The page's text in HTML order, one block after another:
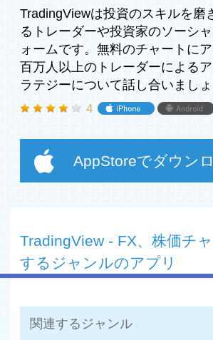
ュニテイを最高のものにするための要素
はコンテンツの質に基づいて評判を上
す。
いつもあなたのそばに
アドバンスなクラウドベースのシステム
ます。複数のチャネルはセキュリティー
TradingViewは投資のスキルを磨
るトレーダーや投資家のソーシ
ォームです。無料のチャートに
百万人以上のトレーダーによる
ラテジーについて話し合いましょ
4
AppStoreでダウン
TradingView - FX、株価チ
するジャンルのアプリ
関連するジャンル